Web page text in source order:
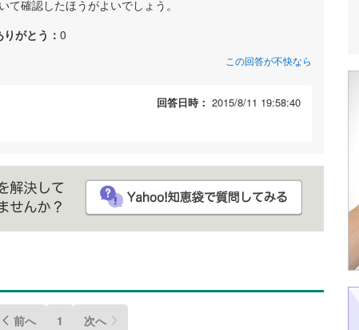
確認したほうがよいでしょう。
りがとう： 0
この回答が不快なら
回答日時： 2015/8/11 19:58:40
前へ 1 次へ